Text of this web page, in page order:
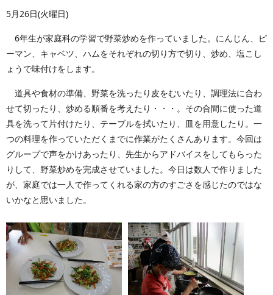
5月26日(火曜日)
6年生が家庭科の学習で野菜炒めを作っていました。にんじん、ピ
ーマン、キャベツ、ハムをそれぞれの切り方で切り、炒め、塩こし
ょうで味付けをします。
道具や食材の準備、野菜を洗ったり皮をむいたり、調理法に合わ
せて切ったり、炒める順番を考えたり・・・。その合間に使った道
具を洗って片付けたり、テーブルを拭いたり、皿を用意したり。一
つの料理を作っていただくまでに作業がたくさんあります。今回は
グループで声をかけあったり、先生からアドバイスをしてもらった
りして、野菜炒めを完成させていました。今日は数人で作りました
が、家庭では一人で作ってくれる家の方のすごさを感じたのではな
いかなと思いました。